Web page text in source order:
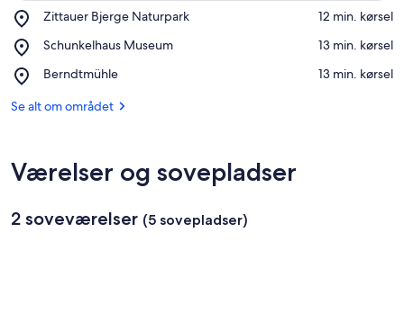
Zittauer Bjerge Naturpark
Place,
Bjerge
‪12 min. kørsel‬
Schunkelhaus Museum
Place,
Museum
‪13 min. kørsel‬
Berndtmühle
Place,
‪13 min. kørsel‬
Se alt om området
Værelser og sovepladser
2 soveværelser (5 sovepladser)